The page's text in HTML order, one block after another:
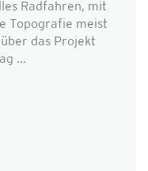
Radfahren, mit
Topografie meist
das Projekt
...